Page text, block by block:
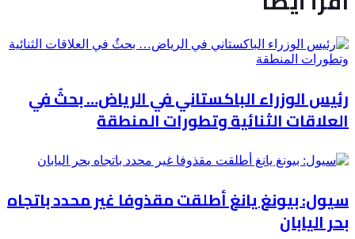
رئيس الوزراء الباكستاني في الرياض… بحثٌ في
العلاقات الثنائية وتطورات المنطقة
سيول: بيونغ يانغ أطلقت مقذوفا غير محدد باتجاه
بحر اليابان